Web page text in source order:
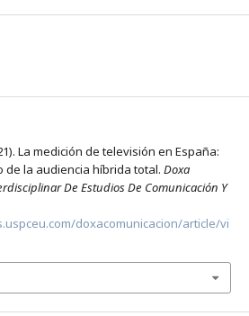
La medición de televisión en España:
de la audiencia híbrida total. Doxa
De Estudios De Comunicación Y
doxacomunicacion/article/vi